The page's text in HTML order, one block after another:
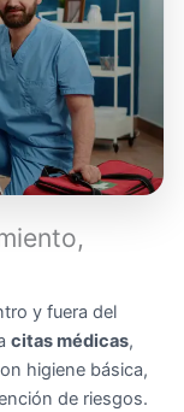
y fuera del
citas médicas,
higiene básica,
de riesgos.